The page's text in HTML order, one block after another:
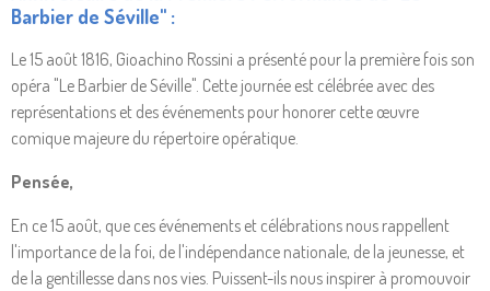
Barbier de Séville" :
Le 15 août 1816, Gioachino Rossini a présenté pour la première fois son
opéra "Le Barbier de Séville". Cette journée est célébrée avec des
représentations et des événements pour honorer cette œuvre
comique majeure du répertoire opératique.
Pensée,
En ce 15 août, que ces événements et célébrations nous rappellent
l'importance de la foi, de l'indépendance nationale, de la jeunesse, et
de la gentillesse dans nos vies. Puissent-ils nous inspirer à promouvoir